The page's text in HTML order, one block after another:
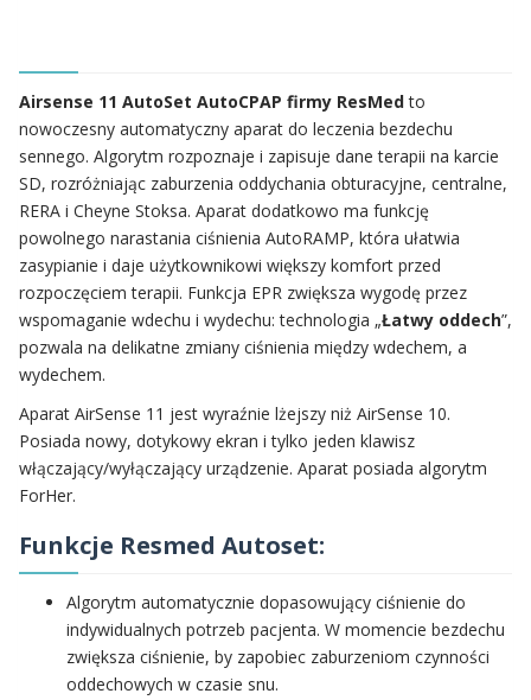
Airsense 11 AutoSet AutoCPAP firmy ResMedto
nowoczesny automatyczny aparat do leczenia bezdechu
sennego. Algorytm rozpoznaje i zapisuje dane terapii na karcie
SD, rozróżniając zaburzenia oddychania obturacyjne, centralne,
RERA i Cheyne Stoksa. Aparat dodatkowo ma funkcję
powolnego narastania ciśnienia AutoRAMP, która ułatwia
zasypianie i daje użytkownikowi większy komfort przed
rozpoczęciem terapii. Funkcja EPR zwiększa wygodę przez
wspomaganie wdechu i wydechu: technologia „Łatwy oddech”,
pozwala na delikatne zmiany ciśnienia między wdechem, a
wydechem.
Aparat AirSense 11 jest wyraźnie lżejszy niż AirSense 10.
Posiada nowy, dotykowy ekran i tylko jeden klawisz
włączający/wyłączający urządzenie. Aparat posiada algorytm
ForHer.
Funkcje Resmed Autoset:
Algorytm automatycznie dopasowujący ciśnienie do
indywidualnych potrzeb pacjenta. W momencie bezdechu
zwiększa ciśnienie, by zapobiec zaburzeniom czynności
oddechowych w czasie snu.